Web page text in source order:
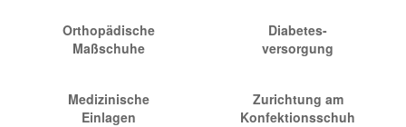
Orthopädische
Maßschuhe
Diabetes-
versorgung
Medizinische
Einlagen
Zurichtung am
Konfektionsschuh